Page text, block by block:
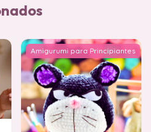
Amigurumi para Principiantes